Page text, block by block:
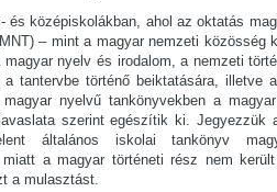
és középiskolákban, ahol az oktatás
– mint a magyar nemzeti közösség
nyelv és irodalom, a nemzeti
tantervbe történő beiktatására, illetve
nyelvű tankönyvekben a
szerint egészítik ki. Jegyezzük
általános iskolai tankönyv
a magyar történeti rész nem
a mulasztást.